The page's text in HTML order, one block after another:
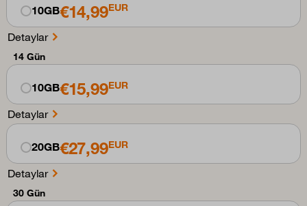
10GB€14,99EUR
Detaylar
14 Gün
10GB€15,99EUR
Detaylar
20GB€27,99EUR
Detaylar
30 Gün